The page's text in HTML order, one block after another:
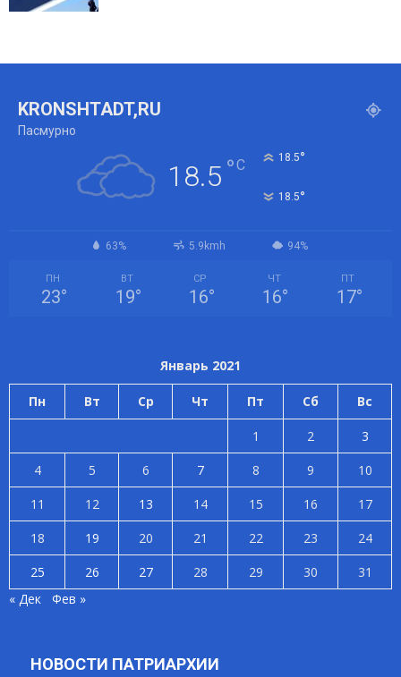
KRONSHTADT,RU
Пасмурно
18.5 °C 18.5°
18.5°
63% 5.9kmh 94%
ПН
23°
ВТ
19°
СР
16°
ЧТ
16°
ПТ
17°
Январь 2021
Пн Вт Ср Чт Пт Сб Вс
1 2
3
4
5 6 7 8 9
10
11
12 13 14 15 16
17
18
19 20 21 22 23
24
25
26 27 28 29 30
31
« Дек
Фев »
НОВОСТИ ПАТРИАРХИИ